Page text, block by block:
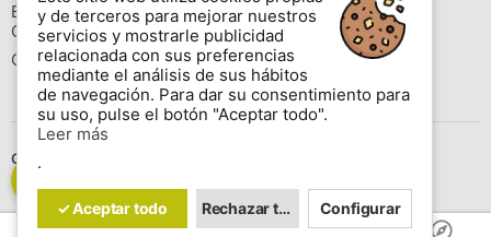
Buscador de especies
Cites
Colores de las anillas
PT‎
y de terceros para mejorar nuestros
servicios y mostrarle publicidad
relacionada con sus preferencias
mediante el análisis de sus hábitos
de navegación. Para dar su consentimiento para
su uso, pulse el botón "Aceptar todo".
Leer más
.
✓ Aceptar todo Rechazar todo Configurar
Contáctenos
Copyright © 2026 www.aviornis.net Tablón de anuncios gratis.